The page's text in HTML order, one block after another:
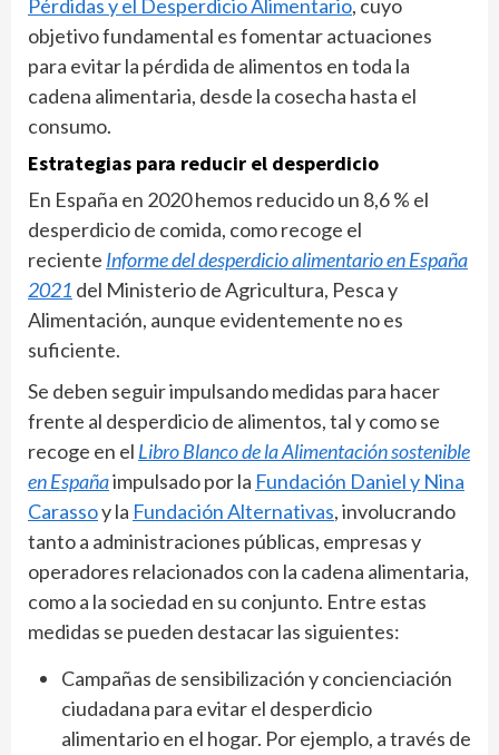
Pérdidas y el Desperdicio Alimentario, cuyo
objetivo fundamental es fomentar actuaciones
para evitar la pérdida de alimentos en toda la
cadena alimentaria, desde la cosecha hasta el
consumo.
Estrategias para reducir el desperdicio
En España en 2020 hemos reducido un 8,6 % el
desperdicio de comida, como recoge el
reciente Informe del desperdicio alimentario en España
2021 del Ministerio de Agricultura, Pesca y
Alimentación, aunque evidentemente no es
suficiente.
Se deben seguir impulsando medidas para hacer
frente al desperdicio de alimentos, tal y como se
recoge en el Libro Blanco de la Alimentación sostenible
en Españaimpulsado por la Fundación Daniel y Nina
Carassoy la Fundación Alternativas, involucrando
tanto a administraciones públicas, empresas y
operadores relacionados con la cadena alimentaria,
como a la sociedad en su conjunto. Entre estas
medidas se pueden destacar las siguientes:
Campañas de sensibilización y concienciación
ciudadana para evitar el desperdicio
alimentario en el hogar. Por ejemplo, a través de